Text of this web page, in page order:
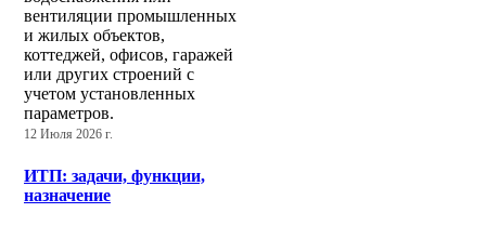
вентиляции промышленных
и жилых объектов,
коттеджей, офисов, гаражей
или других строений с
учетом установленных
параметров.
12 Июля 2026 г.
ИТП: задачи, функции,
назначение